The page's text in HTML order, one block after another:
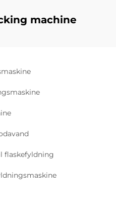
machine
flaskefyldning